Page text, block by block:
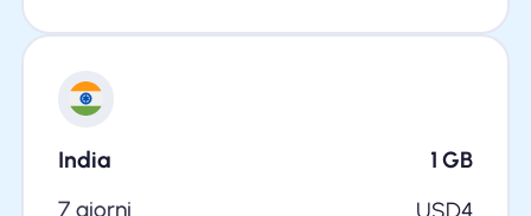
India 1 GB
7 giorni
USD4